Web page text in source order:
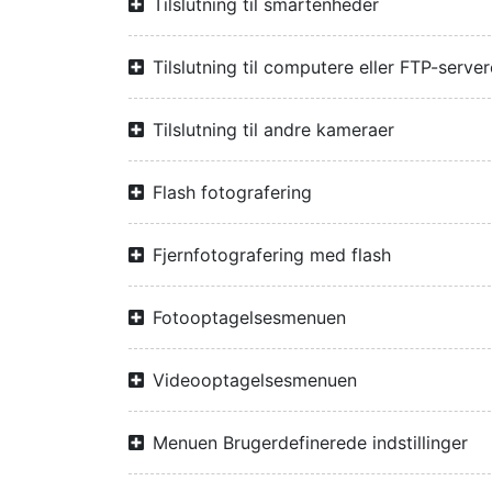
Tilslutning til smartenheder
Tilslutning til computere eller FTP-
Tilslutning til andre kameraer
Flash fotografering
Fjernfotografering med flash
Fotooptagelsesmenuen
Videooptagelsesmenuen
Menuen Brugerdefinerede indstillinger